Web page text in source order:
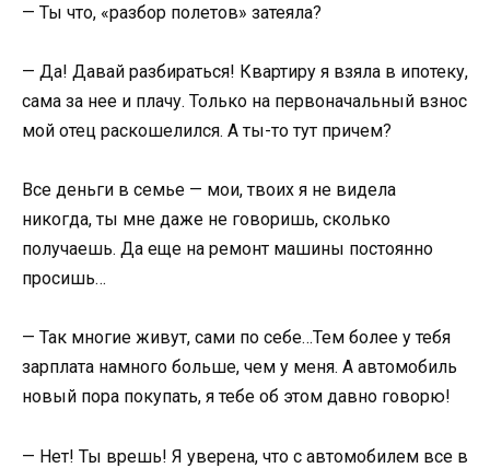
— Ты что, «разбор полетов» затеяла?
— Да! Давай разбираться! Квартиру я взяла в ипотеку,
сама за нее и плачу. Только на первоначальный взнос
мой отец раскошелился. А ты-то тут причем?
Все деньги в семье — мои, твоих я не видела
никогда, ты мне даже не говоришь, сколько
получаешь. Да еще на ремонт машины постоянно
просишь…
— Так многие живут, сами по себе…Тем более у тебя
зарплата намного больше, чем у меня. А автомобиль
новый пора покупать, я тебе об этом давно говорю!
— Нет! Ты врешь! Я уверена, что с автомобилем все в